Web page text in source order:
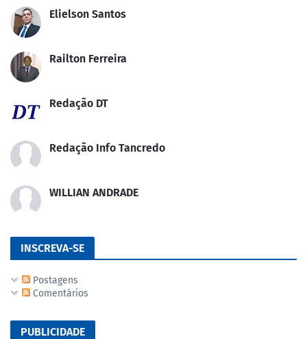
Elielson Santos
Railton Ferreira
Redação DT
Redação Info Tancredo
WILLIAN ANDRADE
INSCREVA-SE
Postagens
Comentários
PUBLICIDADE